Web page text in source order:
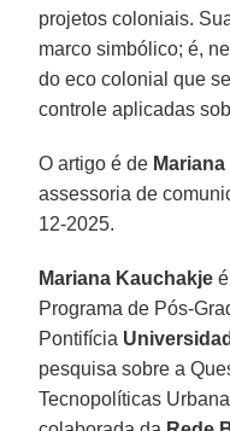
projetos coloniais.
marco simbólico; é,
do eco colonial que
controle aplicadas
O artigo é de
assessoria de
12-2025.
Mariana Kauchakje
Programa de Pós-
Pontifícia
pesquisa sobre a
Tecnopolíticas